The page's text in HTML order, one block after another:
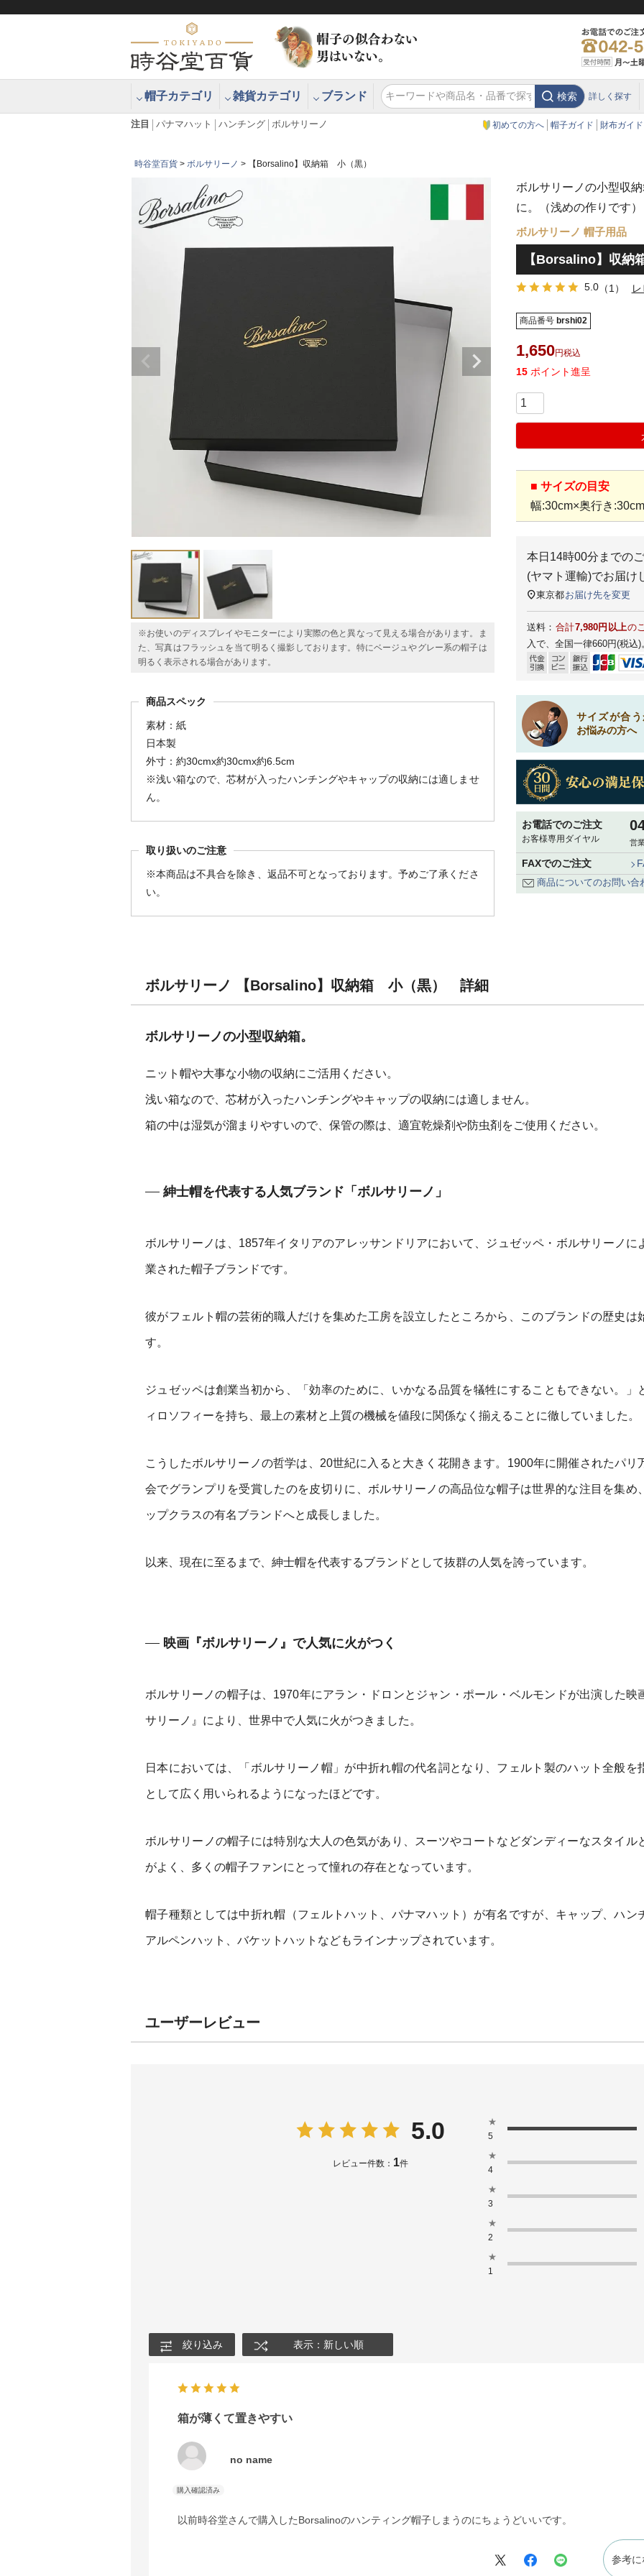
帽子カテゴリ 雑貨カテゴリ ブランド 検索 詳しく探す
注目 パナマハット ハンチング ボルサリーノ 初めての方へ 帽子ガイド 財布ガイド
時谷堂百貨 ボルサリーノ 【Borsalino】収納箱 小（黒）
※お使いのディスプレイやモニターにより実際の色と異なって見える場合があります。ま
た、写真はフラッシュを当て明るく撮影しております。特にベージュやグレー系の帽子は
明るく表示される場合があります。
商品スペック
素材：紙
日本製
外寸：約30cmx約30cmx約6.5cm
※浅い箱なので、芯材が入ったハンチングやキャップの収納には適しませ
ん。
取り扱いのご注意
※本商品は不具合を除き、返品不可となっております。予めご了承くださ
い。
ボルサリーノの小型収
に。（浅めの作りです）
ボルサリーノ 帽子用品
【Borsalino】収
5.0（1）
商品番号 brshi02
1,650 税込
15 ポイント進呈
■ サイズの目安
幅:30cm×奥行き
本日 14時00分 までの
(ヤマト運輸)でお届け
東京都お届け先を変更
送料： 合計7,980円以上の
入で、全国一律660円(税込)
サイズが合う
お悩みの方へ
お電話でのご注文
お客様専用ダイヤル 営
FAXでのご注文
商品についてのお問い合
ボルサリーノ 【Borsalino】収納箱 小（黒） 詳細
ボルサリーノの小型収納箱。
ニット帽や大事な小物の収納にご活用ください。
浅い箱なので、芯材が入ったハンチングやキャップの収納には適しません。
箱の中は湿気が溜まりやすいので、保管の際は、適宜乾燥剤や防虫剤をご使用ください。
紳士帽を代表する人気ブランド「ボルサリーノ」
ボルサリーノは、1857年イタリアのアレッサンドリアにおいて、ジュゼッペ・ボルサリーノに
業された帽子ブランドです。
彼がフェルト帽の芸術的職人だけを集めた工房を設立したところから、このブランドの歴史は
す。
ジュゼッペは創業当初から、「効率のために、いかなる品質を犠牲にすることもできない。」
ィロソフィーを持ち、最上の素材と上質の機械を値段に関係なく揃えることに徹していました。
こうしたボルサリーノの哲学は、20世紀に入ると大きく花開きます。1900年に開催されたパリ
会でグランプリを受賞したのを皮切りに、ボルサリーノの高品位な帽子は世界的な注目を集め
ップクラスの有名ブランドへと成長しました。
以来、現在に至るまで、紳士帽を代表するブランドとして抜群の人気を誇っています。
映画『ボルサリーノ』で人気に火がつく
ボルサリーノの帽子は、1970年にアラン・ドロンとジャン・ポール・ベルモンドが出演した映
サリーノ』により、世界中で人気に火がつきました。
日本においては、「ボルサリーノ帽」が中折れ帽の代名詞となり、フェルト製のハット全般を
として広く用いられるようになったほどです。
ボルサリーノの帽子には特別な大人の色気があり、スーツやコートなどダンディーなスタイル
がよく、多くの帽子ファンにとって憧れの存在となっています。
帽子種類としては中折れ帽（フェルトハット、パナマハット）が有名ですが、キャップ、ハン
アルペンハット、バケットハットなどもラインナップされています。
ユーザーレビュー
5.0
レビュー件数： 1件
★
5
★
4
★
3
★
2
★
1
絞り込み 表示：新しい順
箱が薄くて置きやすい
no name
以前時谷堂さんで購入したBorsalinoのハンティング帽子しまうのにちょうどいいです。
参考